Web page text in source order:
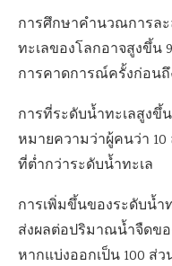
การศึกษาคำนวณการล
ทะเลของโลกอาจสูงขึ้น
การคาดการณ์ครั้งก่อนถึ
การที่ระดับน้ำทะเลสูงขึ้น
หมายความว่าผู้คนว่า 10
ที่ต่ำกว่าระดับน้ำทะเล
การเพิ่มขึ้นของระดับน้ำ
ส่งผลต่อปริมาณน้ำจืดขอ
หากแบ่งออกเป็น 100 ส่ว